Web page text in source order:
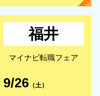
福井
マイナビ転職フェア
9/26 （土）